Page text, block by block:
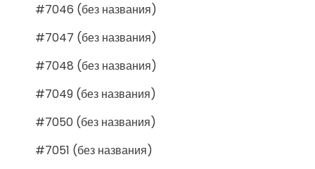
#7046 (без названия)
#7047 (без названия)
#7048 (без названия)
#7049 (без названия)
#7050 (без названия)
#7051 (без названия)